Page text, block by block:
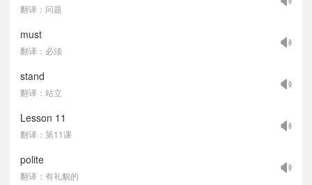
翻译：问题
must
翻译：必须
stand
翻译：站立
Lesson 11
翻译：第11课
polite
翻译：有礼貌的